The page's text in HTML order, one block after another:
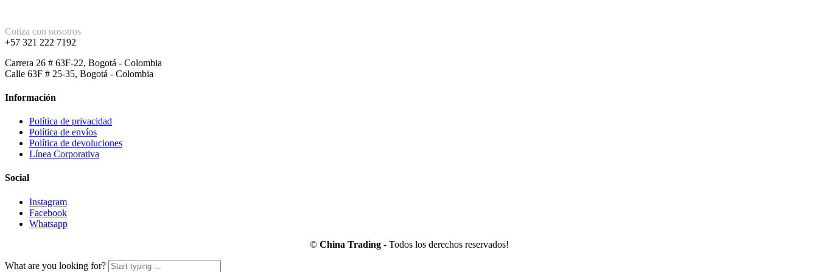
Cotiza con nosotros
+57 321 222 7192
Carrera 26 # 63F-22, Bogotá - Colombia
Calle 63F # 25-35, Bogotá - Colombia
Información
Política de privacidad
Política de envíos
Política de devoluciones
Línea Corporativa
Social
Instagram
Facebook
Whatsapp
© China Trading - Todos los derechos reservados!
What are you looking for?